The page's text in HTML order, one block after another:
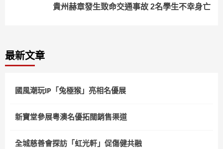
貴州赫章發生致命交通事故 2名學生不幸身亡
最新文章
國風潮玩IP「兔極猴」亮相名優展
新寶堂參展粵澳名優拓闊銷售渠道
全城慈善會探訪「虹光軒」促傷健共融